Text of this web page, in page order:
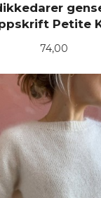
Petite
Pris
74,00